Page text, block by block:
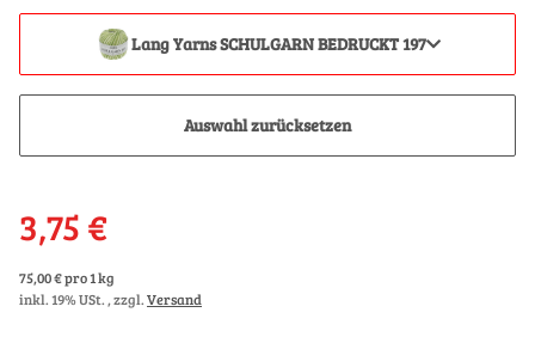
Lang Yarns SCHULGARN BEDRUCKT 197
Auswahl zurücksetzen
3,75 €
75,00 € pro 1 kg
inkl. 19% USt. , zzgl.Versand